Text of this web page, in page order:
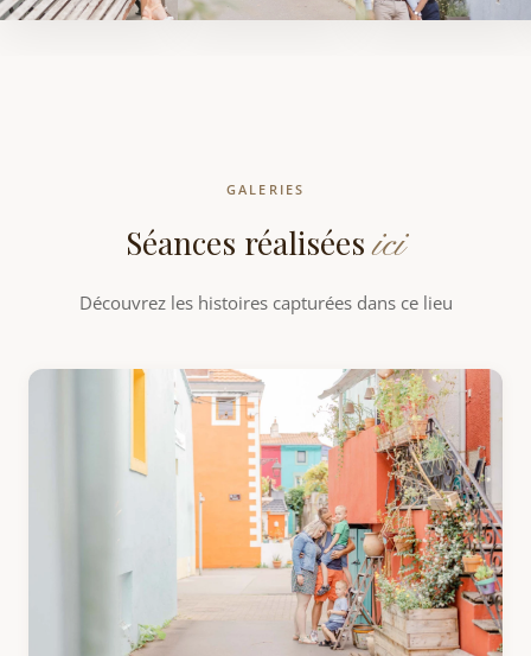
GALERIES
Séances réaliséesici
Découvrez les histoires capturées dans ce lieu